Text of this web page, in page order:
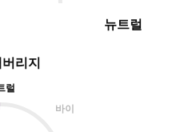
뉴트럴
리지
럴
바이